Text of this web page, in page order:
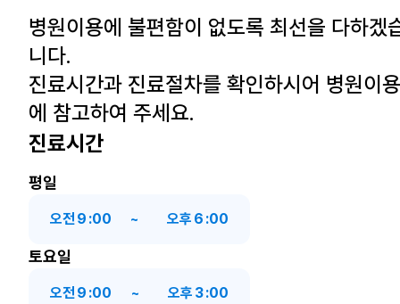
병원이용에 불편함이 없도록 최선을 다하겠
니다.
진료시간과 진료절차를 확인하시어 병원이용
에 참고하여 주세요.
진료시간
평일
오전9 :00 ~ 오후 6 :00
토요일
오전9 :00 ~ 오후 3:00